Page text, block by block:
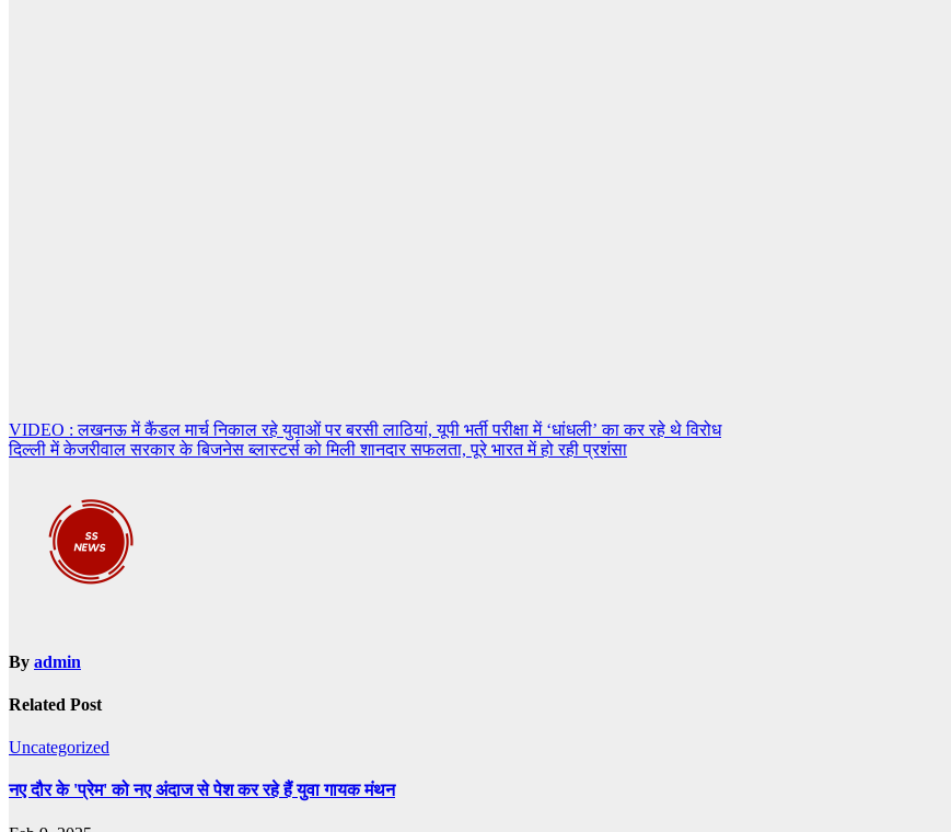
Post
navigation
VIDEO : लखनऊ में कैंडल मार्च निकाल रहे युवाओं पर बरसी लाठियां, यूपी भर्ती परीक्षा में ‘धांधली’ का कर रहे थे विरोध
दिल्ली में केजरीवाल सरकार के बिजनेस ब्लास्टर्स को मिली शानदार सफलता, पूरे भारत में हो रही प्रशंसा
By admin
Related Post
Uncategorized
नए दौर के 'प्रेम' को नए अंदाज से पेश कर रहे हैं युवा गायक मंथन